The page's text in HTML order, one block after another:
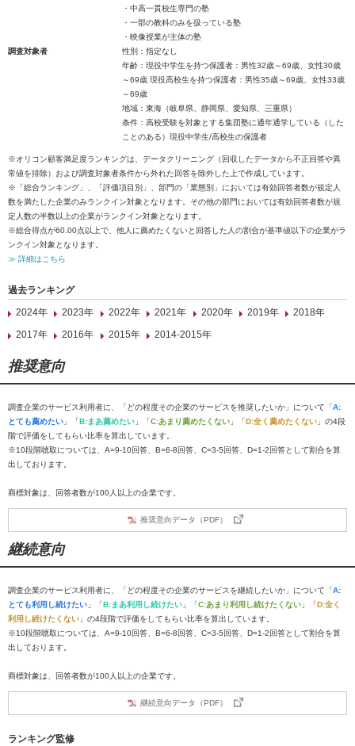
・中高一貫校生専門の塾
・一部の教科のみを扱っている塾
・映像授業が主体の塾
調査対象者
性別：指定なし
年齢：現役中学生を持つ保護者：男性32歳～69歳、女性30歳
～69歳 現役高校生を持つ保護者：男性35歳～69歳、女性33歳
～69歳
地域：東海（岐阜県、静岡県、愛知県、三重県）
条件：高校受験を対象とする集団塾に通年通学している（した
ことのある）現役中学生/高校生の保護者
※オリコン顧客満足度ランキングは、データクリーニング（回収したデータから不正回答や異
常値を排除）および調査対象者条件から外れた回答を除外した上で作成しています。
※「総合ランキング」、「評価項目別」、部門の「業態別」においては有効回答者数が規定人
数を満たした企業のみランクイン対象となります。その他の部門においては有効回答者数が規
定人数の半数以上の企業がランクイン対象となります。
※総合得点が60.00点以上で、他人に薦めたくないと回答した人の割合が基準値以下の企業がラ
ンクイン対象となります。
≫ 詳細はこちら
過去ランキング
2024年
2023年 2022年 2021年 2020年 2019年
2018年
2017年
2016年 2015年 2014-2015年
推奨意向
調査企業のサービス利用者に、「どの程度その企業のサービスを推奨したいか」について「A:
とても薦めたい 」「B:まあ薦めたい 」「C:あまり薦めたくない 」「D:全く薦めたくない 」の4段
階で評価をしてもらい比率を算出しています。
※10段階聴取については、A=9-10回答、B=6-8回答、C=3-5回答、D=1-2回答として割合を算
出しております。
商標対象は、回答者数が100人以上の企業です。
推奨意向データ（PDF）
継続意向
調査企業のサービス利用者に、「どの程度その企業のサービスを継続したいか」について「A:
とても利用し続けたい 」「B:まあ利用し続けたい 」「C:あまり利用し続けたくない 」「D:全く
利用し続けたくない 」の4段階で評価をしてもらい比率を算出しています。
※10段階聴取については、A=9-10回答、B=6-8回答、C=3-5回答、D=1-2回答として割合を算
出しております。
商標対象は、回答者数が100人以上の企業です。
継続意向データ（PDF）
ランキング監修